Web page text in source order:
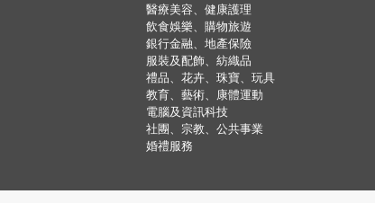
醫療美容、健康護理
飲食娛樂、購物旅遊
銀行金融、地產保險
服裝及配飾、紡織品
禮品、花卉、珠寶、玩具
教育、藝術、康體運動
電腦及資訊科技
社團、宗教、公共事業
婚禮服務